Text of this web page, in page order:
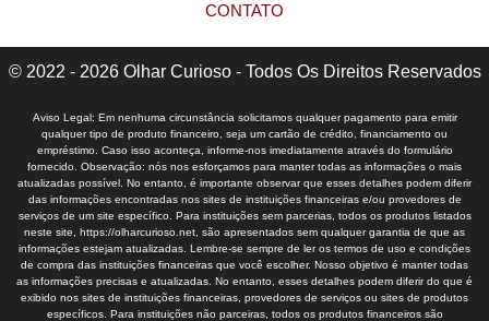
CONTATO
© 2022 - 2026 Olhar Curioso - Todos Os Direitos Reservados
Aviso Legal: Em nenhuma circunstância solicitamos qualquer pagamento para emitir
qualquer tipo de produto financeiro, seja um cartão de crédito, financiamento ou
empréstimo. Caso isso aconteça, informe-nos imediatamente através do formulário
fornecido. Observação: nós nos esforçamos para manter todas as informações o mais
atualizadas possível. No entanto, é importante observar que esses detalhes podem diferir
das informações encontradas nos sites de instituições financeiras e/ou provedores de
serviços de um site específico. Para instituições sem parcerias, todos os produtos listados
neste site, https://olharcurioso.net, são apresentados sem qualquer garantia de que as
informações estejam atualizadas. Lembre-se sempre de ler os termos de uso e condições
de compra das instituições financeiras que você escolher. Nosso objetivo é manter todas
as informações precisas e atualizadas. No entanto, esses detalhes podem diferir do que é
exibido nos sites de instituições financeiras, provedores de serviços ou sites de produtos
específicos. Para instituições não parceiras, todos os produtos financeiros são